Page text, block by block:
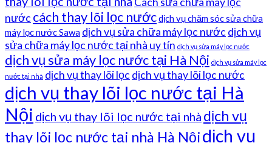
nước cách thay lõi lọc nướcdịch vụ chăm sóc sửa chữa
máy lọc nước Sawa dịch vụ sửa chữa máy lọc nước dịch vụ
sửa chữa máy lọc nước tại nhà uy tín dịch vụ sửa máy lọc nước
dịch vụ sửa máy lọc nước tại Hà Nội dịch vụ sửa máy lọc
nước tại nhà dịch vụ thay lõi lọc dịch vụ thay lõi lọc nước
dịch vụ thay lõi lọc nước tại Hà
Nội dịch vụ thay lõi lọc nước tại nhà dịch vụ
thay lõi lọc nước tại nhà Hà Nộidịch vụ